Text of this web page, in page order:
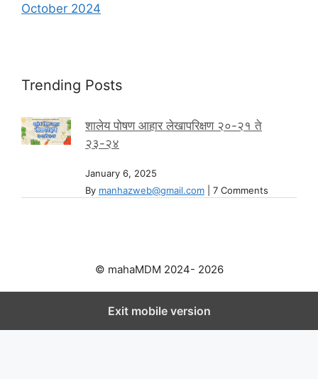
October 2024
Trending Posts
शालेय पोषण आहार लेखापरिक्षण २०-२१ ते
२३-२४
January 6, 2025
By manhazweb@gmail.com 7 Comments
© mahaMDM 2024- 2026
Exit mobile version